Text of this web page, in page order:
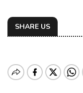
SHARE US